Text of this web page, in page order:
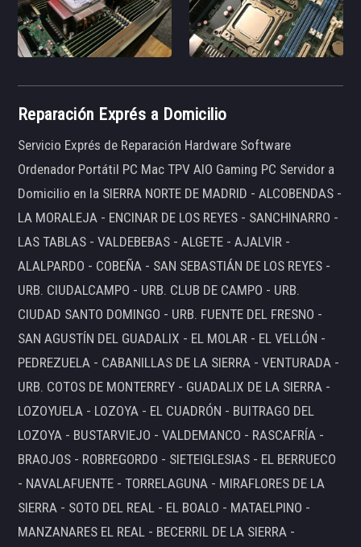
Reparación Exprés a Domicilio
Servicio Exprés de Reparación Hardware Software
Ordenador Portátil PC Mac TPV AIO Gaming PC Servidor a
Domicilio en la SIERRA NORTE DE MADRID - ALCOBENDAS -
LA MORALEJA - ENCINAR DE LOS REYES - SANCHINARRO -
LAS TABLAS - VALDEBEBAS - ALGETE - AJALVIR -
ALALPARDO - COBEÑA - SAN SEBASTIÁN DE LOS REYES -
URB. CIUDALCAMPO - URB. CLUB DE CAMPO - URB.
CIUDAD SANTO DOMINGO - URB. FUENTE DEL FRESNO -
SAN AGUSTÍN DEL GUADALIX - EL MOLAR - EL VELLÓN -
PEDREZUELA - CABANILLAS DE LA SIERRA - VENTURADA -
URB. COTOS DE MONTERREY - GUADALIX DE LA SIERRA -
LOZOYUELA - LOZOYA - EL CUADRÓN - BUITRAGO DEL
LOZOYA - BUSTARVIEJO - VALDEMANCO - RASCAFRÍA -
BRAOJOS - ROBREGORDO - SIETEIGLESIAS - EL BERRUECO
- NAVALAFUENTE - TORRELAGUNA - MIRAFLORES DE LA
SIERRA - SOTO DEL REAL - EL BOALO - MATAELPINO -
MANZANARES EL REAL - BECERRIL DE LA SIERRA -